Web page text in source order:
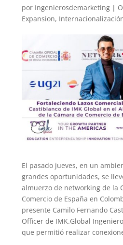
por Ingenierosdemarketing|
Expansion,
El pasado jueves, en un
grandes oportunidades, se
almuerzo de networking de la
Comercio de España en
presente Camilo Fernando
Officer de IMK.Global
que permitió realizar